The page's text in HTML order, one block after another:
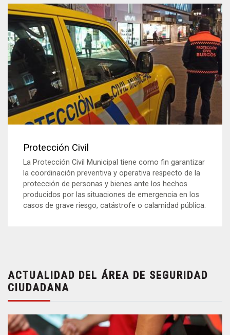
Protección Civil
La Protección Civil Municipal tiene como fin garantizar
la coordinación preventiva y operativa respecto de la
protección de personas y bienes ante los hechos
producidos por las situaciones de emergencia en los
casos de grave riesgo, catástrofe o calamidad pública.
ACTUALIDAD DEL ÁREA DE SEGURIDAD
CIUDADANA